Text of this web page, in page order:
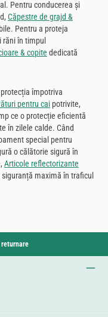
Pentru conducerea și
Căpestre de grajd &
Pentru a proteja
în timpul
& copite dedicată
împotriva
pentru cai potrivite,
ce o protecție eficientă
în zilele calde. Când
special pentru
o călătorie sigură în
Articole reflectorizante
maximă în traficul